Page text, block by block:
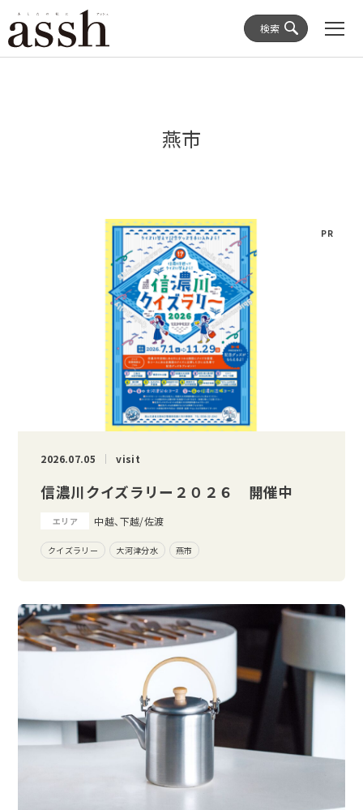
検索
燕市
2026.07.05 visit
信濃川クイズラリー２０２６ 開催中
エリア 中越、下越/佐渡
クイズラリー 大河津分水 燕市